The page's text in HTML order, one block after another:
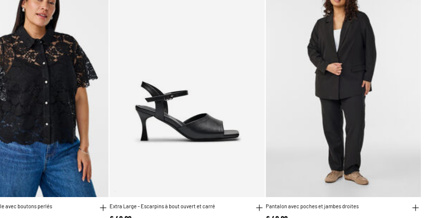
avec boutons perlés Extra Large - Escarpins à bout ouvert et carré Pantalon avec poches et jambes droites